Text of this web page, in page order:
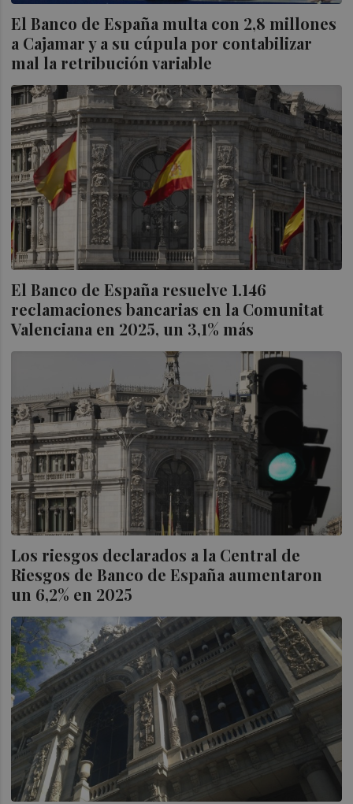
El Banco de España multa con 2,8 millones
a Cajamar y a su cúpula por contabilizar
mal la retribución variable
El Banco de España resuelve 1.146
reclamaciones bancarias en la Comunitat
Valenciana en 2025, un 3,1% más
Los riesgos declarados a la Central de
Riesgos de Banco de España aumentaron
un 6,2% en 2025